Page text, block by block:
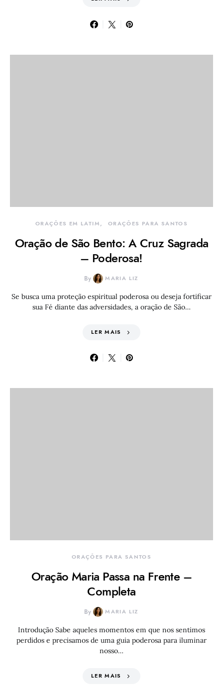
ORAÇÕES EM LATIM ORAÇÕES PARA SANTOS
Oração de São Bento: A Cruz Sagrada
– Poderosa!
By MARIA LIZ
Se busca uma proteção espiritual poderosa ou deseja fortificar
sua Fé diante das adversidades, a oração de São…
LER MAIS
ORAÇÕES PARA SANTOS
Oração Maria Passa na Frente –
Completa
By MARIA LIZ
Introdução Sabe aqueles momentos em que nos sentimos
perdidos e precisamos de uma guia poderosa para iluminar
nosso…
LER MAIS